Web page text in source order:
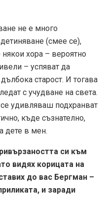
не е много
(смее се),
хора – вероятно
– успяват да
старост. И тогава
с учудване на света.
удивляваш подхранват
къде съзнателно,
дете в мен.
си към
видях корицата на
до вас Бергман –
и заради